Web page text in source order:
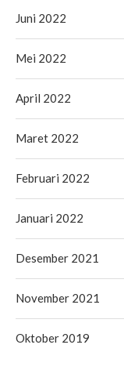
Juni 2022
Mei 2022
April 2022
Maret 2022
Februari 2022
Januari 2022
Desember 2021
November 2021
Oktober 2019